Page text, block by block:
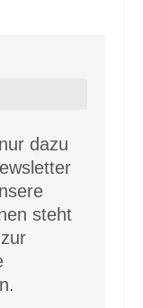
dazu
steht